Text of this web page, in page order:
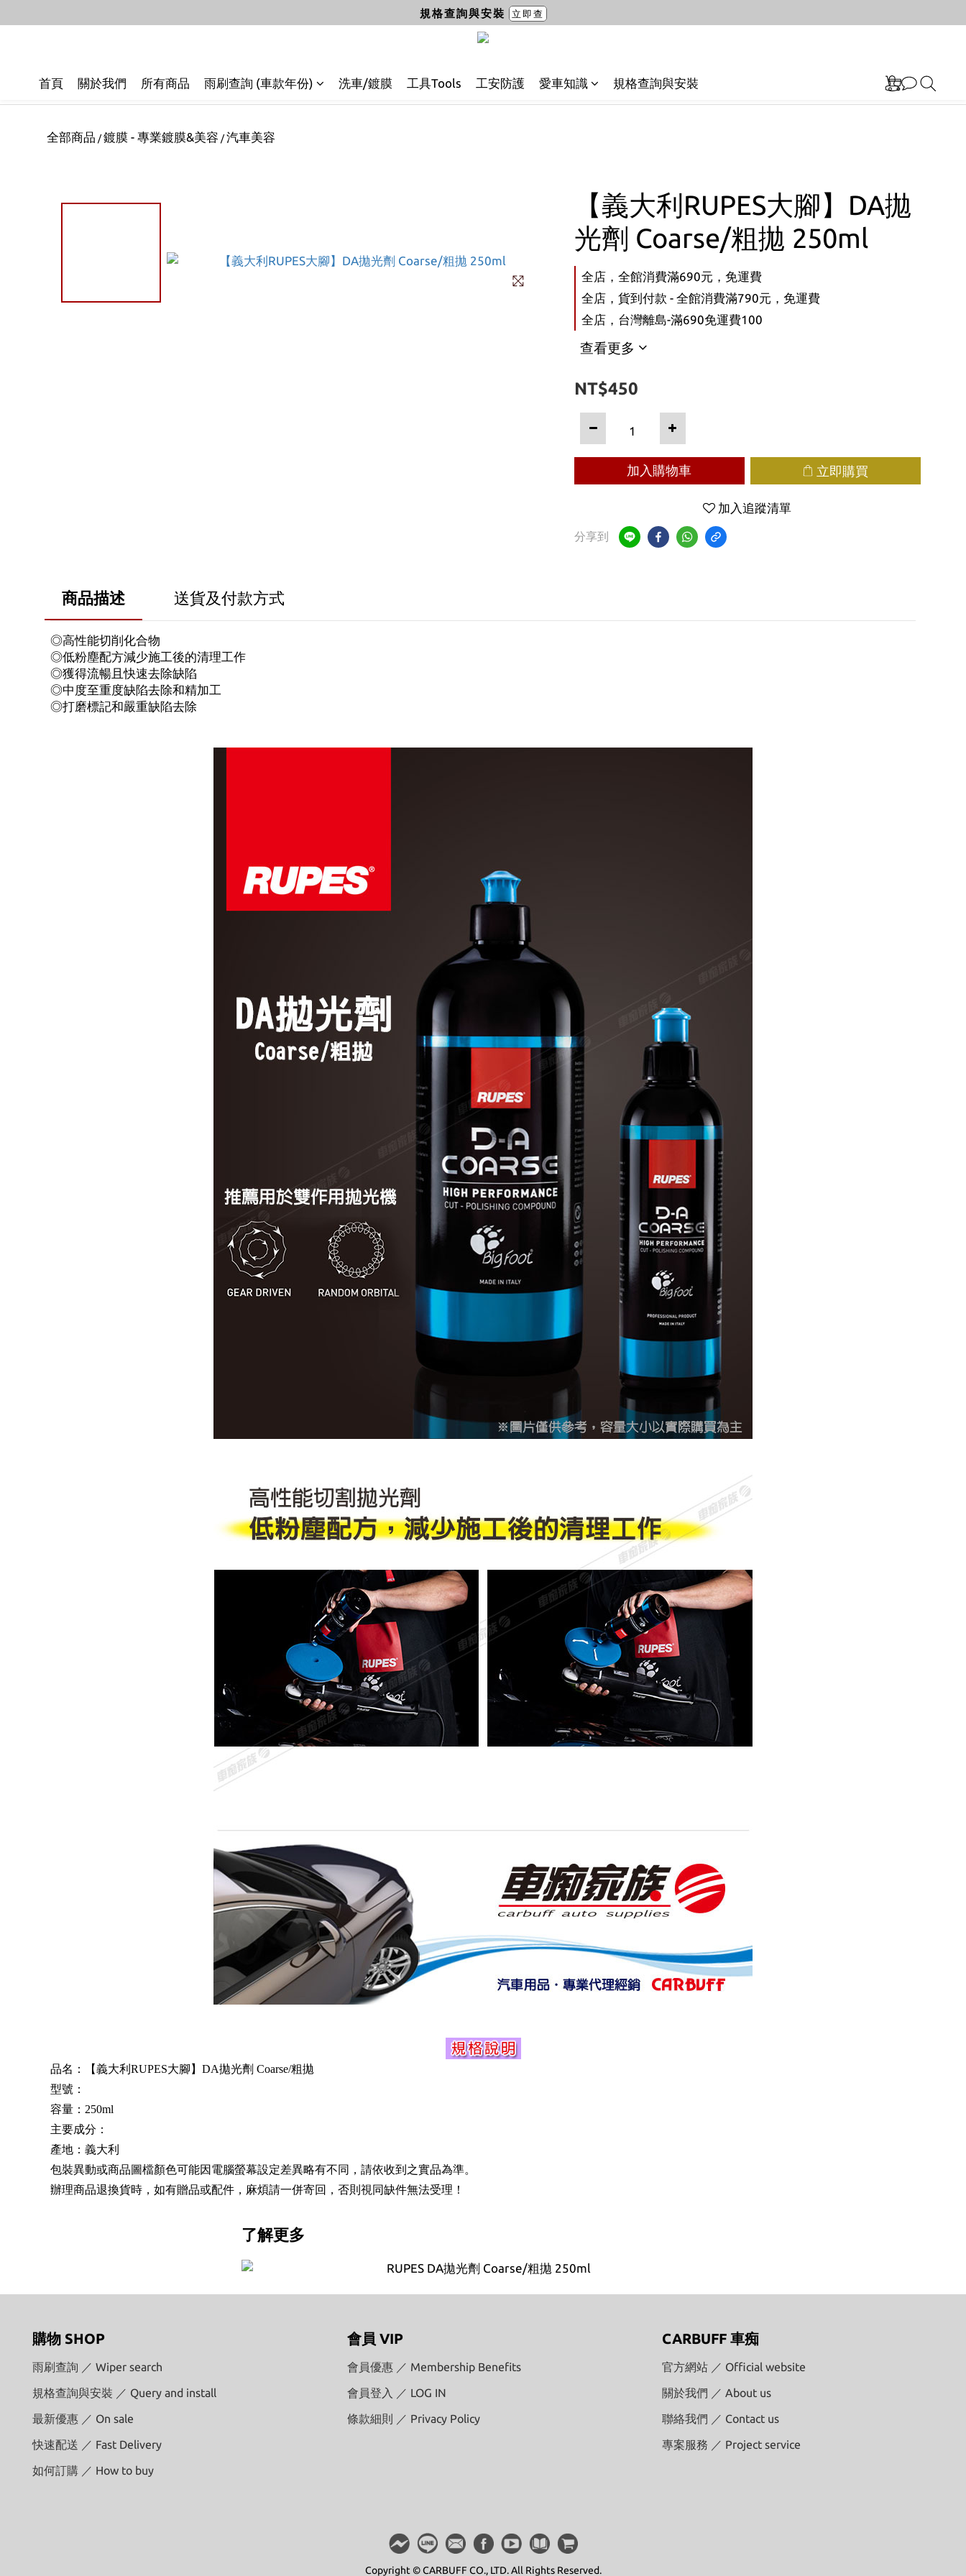
首頁 關於我們 所有商品 雨刷查詢 (車款年份) 洗車/鍍膜 工具Tools 工安防護 愛車知識 規格查詢與安裝
全部商品 / 鍍膜 - 專業鍍膜&美容 / 汽車美容
【義大利RUPES大腳】DA拋
光劑 Coarse/粗拋 250ml
全店，全館消費滿690元，免運費
全店，貨到付款 - 全館消費滿790元，免運費
全店，台灣離島-滿690免運費100
查看更多
NT$450
加入購物車 立即購買
加入追蹤清單
分享到
商品描述 送貨及付款方式
◎高性能切削化合物
◎低粉塵配方減少施工後的清理工作
◎獲得流暢且快速去除缺陷
◎中度至重度缺陷去除和精加工
◎打磨標記和嚴重缺陷去除
品名：【義大利RUPES大腳】DA拋光劑 Coarse/粗拋
型號：
容量：250ml
主要成分：
產地：義大利
包裝異動或商品圖檔顏色可能因電腦螢幕設定差異略有不同，請依收到之實品為準。
辦理商品退換貨時，如有贈品或配件，麻煩請一併寄回，否則視同缺件無法受理！
了解更多
購物 SHOP
雨刷查詢 ／ Wiper search
規格查詢與安裝 ／ Query and install
最新優惠 ／ On sale
快速配送 ／ Fast Delivery
如何訂購 ／ How to buy
會員 VIP
會員優惠 ／ Membership Benefits
會員登入 ／ LOG IN
條款細則 ／ Privacy Policy
CARBUFF 車痴
官方網站 ／ Official website
關於我們 ／ About us
聯絡我們 ／ Contact us
專案服務 ／ Project service
Copyright © CARBUFF CO., LTD. All Rights Reserved.
規格查詢與安裝 立即查